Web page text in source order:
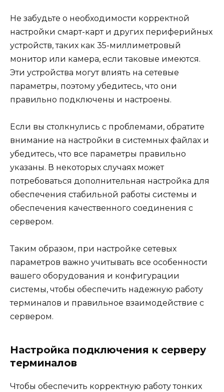
Не забудьте о необходимости корректной
настройки смарт-карт и других периферийных
устройств, таких как 35-миллиметровый
монитор или камера, если таковые имеются.
Эти устройства могут влиять на сетевые
параметры, поэтому убедитесь, что они
правильно подключены и настроены.
Если вы столкнулись с проблемами, обратите
внимание на настройки в системных файлах и
убедитесь, что все параметры правильно
указаны. В некоторых случаях может
потребоваться дополнительная настройка для
обеспечения стабильной работы системы и
обеспечения качественного соединения с
сервером.
Таким образом, при настройке сетевых
параметров важно учитывать все особенности
вашего оборудования и конфигурации
системы, чтобы обеспечить надежную работу
терминалов и правильное взаимодействие с
сервером.
Настройка подключения к серверу
терминалов
Чтобы обеспечить корректную работу тонких